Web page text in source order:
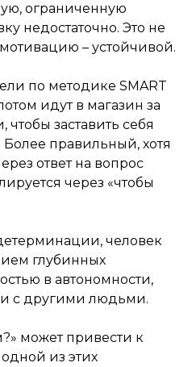
ограниченную
недостаточно. Это не
– устойчивой.
по методике SMART
идут в магазин за
заставить себя
Более правильный, хотя
ответ на вопрос
через «чтобы
человек
глубинных
в автономности,
с другими людьми.
может привести к
из этих